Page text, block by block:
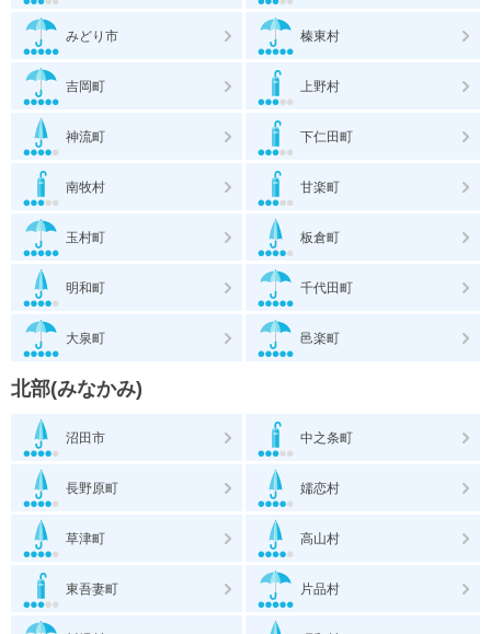
みどり市 榛東村
吉岡町 上野村
神流町 下仁田町
南牧村 甘楽町
玉村町 板倉町
明和町 千代田町
大泉町 邑楽町
北部(みなかみ)
沼田市 中之条町
長野原町 嬬恋村
草津町 高山村
東吾妻町 片品村